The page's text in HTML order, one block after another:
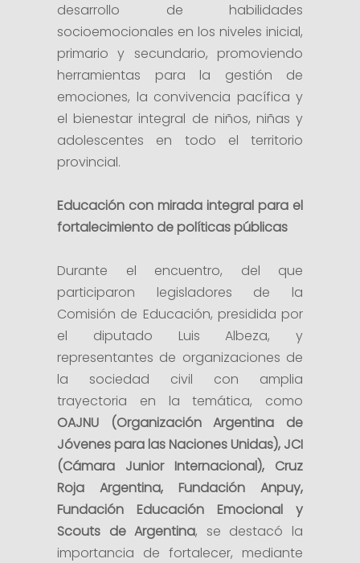
desarrollo de habilidades
socioemocionales en los niveles inicial,
primario y secundario, promoviendo
herramientas para la gestión de
emociones, la convivencia pacífica y
el bienestar integral de niños, niñas y
adolescentes en todo el territorio
provincial.
Educación con mirada integral para el
fortalecimiento de políticas públicas
Durante el encuentro, del que
participaron legisladores de la
Comisión de Educación, presidida por
el diputado Luis Albeza, y
representantes de organizaciones de
la sociedad civil con amplia
trayectoria en la temática, como
OAJNU (Organización Argentina de
Jóvenes para las Naciones Unidas), JCI
(Cámara Junior Internacional), Cruz
Roja Argentina, Fundación Anpuy,
Fundación Educación Emocional y
Scouts de Argentina, se destacó la
importancia de fortalecer, mediante